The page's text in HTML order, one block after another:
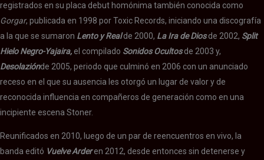
registrados en su placa debut homónima también conocida como
Gorgar, publicada en 1998 por Toxic Records, iniciando una discografía
a la que se sumaron Lento y Realde 2000, La Ira de Diosde 2002, Split
Hielo Negro-Yajaira,el compilado Sonidos Ocultos de 2003 y,
Desolaziónde 2005, periodo que culminó en 2006 con un anunciado
receso en el que su ausencia les otorgó un lugar de valor y de
reconocida influencia en compañeros de generación como en una
incipiente escena Stoner.
Reunificados en 2010, luego de un par de reencuentros en vivo, la
banda editó Vuelve Arderen 2012, desde entonces sin detenerse y